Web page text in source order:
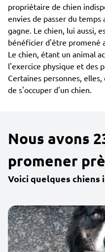
propriétaire de chien
envies de passer du temps
gagne. Le chien, lui aussi,
bénéficier d'être promené
Le chien, étant un animal
l'exercice physique et des
Certaines personnes,
de s'occuper d'un chien.
Nous avons
promener
Voici quelques chiens